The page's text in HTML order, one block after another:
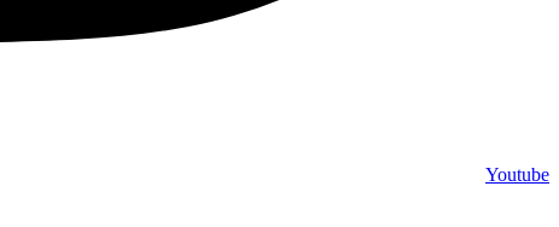
Youtube